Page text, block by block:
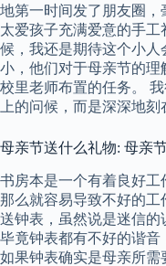
地第一时间发了朋友圈
太爱孩子充满爱意的手
候，我还是期待这个小
小，他们对于母亲节的
校里老师布置的任务。
上的问候，而是深深地刻
母亲节送什么礼物: 母亲
书房本是一个有着良好
那么就容易导致不好的
送钟表，虽然说是迷信的
毕竟钟表都有不好的谐音
如果钟表确实是母亲所